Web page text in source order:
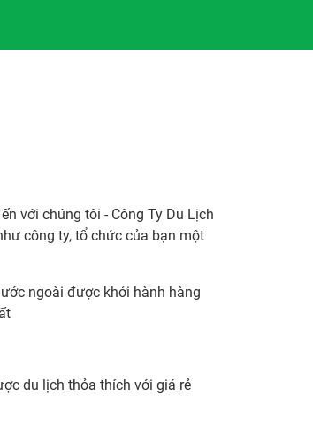
với chúng tôi - Công Ty Du Lịch
công ty, tổ chức của bạn một
ngoài được khởi hành hàng
du lịch thỏa thích với giá rẻ